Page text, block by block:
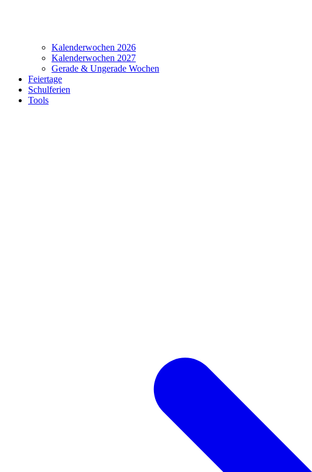
Kalenderwochen 2026
Kalenderwochen 2027
Gerade & Ungerade Wochen
Feiertage
Schulferien
Tools